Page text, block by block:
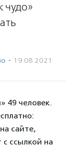
чудо»
· 19.08.2021
49 человек.
сайте,
с ссылкой на